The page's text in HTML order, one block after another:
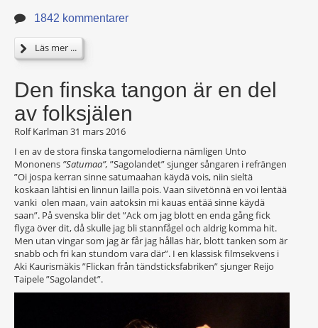
1842 kommentarer
Läs mer ...
Den finska tangon är en del
av folksjälen
Rolf Karlman 31 mars 2016
I en av de stora finska tangomelodierna nämligen Unto
Mononens ”Satumaa”, ”Sagolandet” sjunger sångaren i refrängen
”Oi jospa kerran sinne satumaahan käydä vois, niin sieltä
koskaan lähtisi en linnun lailla pois. Vaan siivetönnä en voi lentää
vanki olen maan, vain aatoksin mi kauas entää sinne käydä
saan”. På svenska blir det ”Ack om jag blott en enda gång fick
flyga över dit, då skulle jag bli stannfågel och aldrig komma hit.
Men utan vingar som jag är får jag hållas här, blott tanken som är
snabb och fri kan stundom vara där”. I en klassisk filmsekvens i
Aki Kaurismäkis ”Flickan från tändsticksfabriken” sjunger Reijo
Taipele ”Sagolandet”.